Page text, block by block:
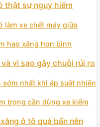
thật sự nguy hiểm
làm xe chết máy giữa
hao xăng hơn bình
và vì sao gây chuỗi rủi ro
sớm nhất khi áp suất nhiên
trọng cần dừng xe kiểm
ô tô quá bẩn nên